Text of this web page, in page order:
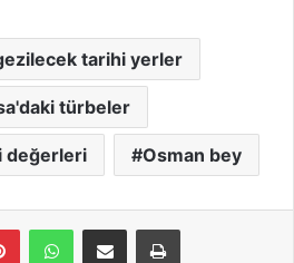
tarihi yerler
türbeler
değerleri Osman bey